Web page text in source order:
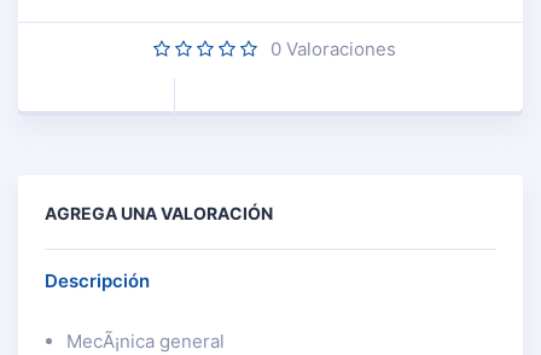
0 Valoraciones
AGREGA UNA VALORACIÓN
Descripción
MecÃ¡nica general